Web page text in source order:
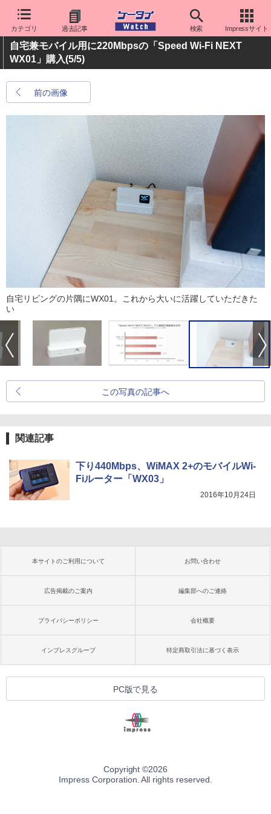
カテゴリ 過去記事 検索 Impressサイト
自宅兼モバイル用に220Mbpsの「Speed Wi-Fi NEXT
WX01」購入(5/5)
前の画像
自宅リビングの片隅にWX01。これから大いに活躍していただきた
い
この写真の記事へ
関連記事
下り440Mbps、WiMAX 2+のモバイルWi-
Fiルーター「WX03」
2016年10月24日
本サイトのご利用について お問い合わせ
広告掲載のご案内 編集部へのご連絡
プライバシーポリシー 会社概要
インプレスグループ 特定商取引法に基づく表示
PC版で見る
Copyright ©2026
Impress Corporation. All rights reserved.